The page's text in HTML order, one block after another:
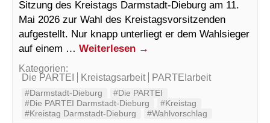
Sitzung des Kreistags Darmstadt-Dieburg am 11.
Mai 2026 zur Wahl des Kreistagsvorsitzenden
aufgestellt. Nur knapp unterliegt er dem Wahlsieger
auf einem … Weiterlesen →
Kategorien:
Die PARTEI
Kreistagsarbeit PARTEIarbeit
#Darmstadt-Dieburg
#Die PARTEI
#Die PARTEI Darmstadt-Dieburg
#Kreistag
#Kreistag Darmstadt-Dieburg
#Wahlvorschlag